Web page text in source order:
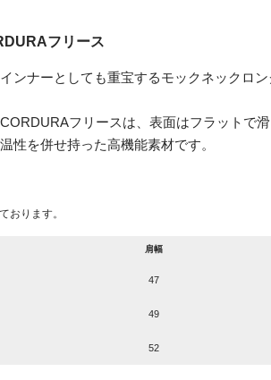
フリース
ンナーとしても重宝するモックネックロン
フリースは、表面はフラットで
性を併せ持った高機能素材です。
おります。
肩幅
47
49
52